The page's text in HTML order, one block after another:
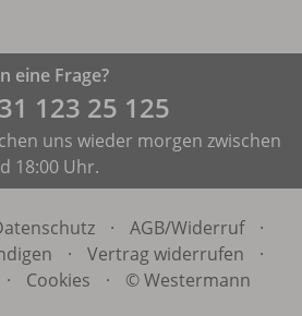
eine Frage?
­123 25 125
uns wieder morgen zwischen
18:00 Uhr.
· AGB/Widerruf
·
· Vertrag widerrufen
·
· Cookies · © Westermann